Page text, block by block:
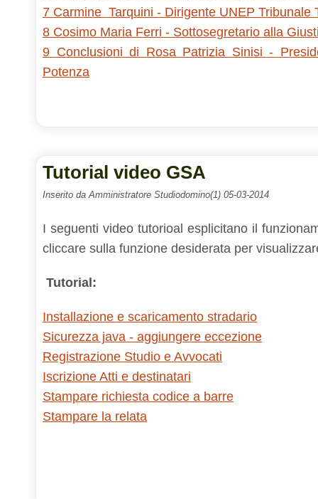
7 Carmine Tarquini - Dirigente UNEP Tribunale
8 Cosimo Maria Ferri - Sottosegretario alla
9 Conclusioni di Rosa Patrizia Sinisi -
Potenza
Tutorial video GSA
Inserito da Amministratore Studiodomino(1) 05-03-2014
I seguenti video tutorioal esplicitano il
cliccare sulla funzione desiderata per
Tutorial:
Installazione e scaricamento stradario
Sicurezza java - aggiungere eccezione
Registrazione Studio e Avvocati
Iscrizione Atti e destinatari
Stampare richiesta codice a barre
Stampare la relata